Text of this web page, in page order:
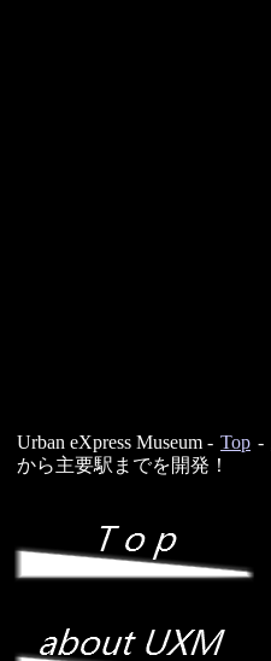
Urban eXpress Museum - Top -
から主要駅までを開発！